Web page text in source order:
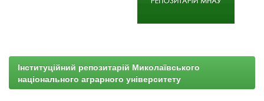
Інституційний репозитарій Миколаївського
національного аграрного університету